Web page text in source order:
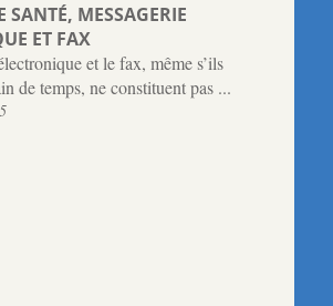
SANTÉ, MESSAGERIE
ET FAX
et le fax, même s’ils
de temps, ne constituent pas ...